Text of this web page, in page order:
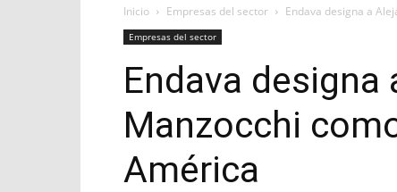
Inicio Empresas del sector Endava designa a
Empresas del sector
Endava designa
Manzocchi
América